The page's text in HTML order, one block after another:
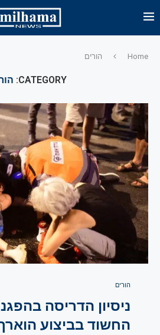
Home הורים
CATEGORY:
הורים
ניסיון הדריסה
החשוד בביצוע